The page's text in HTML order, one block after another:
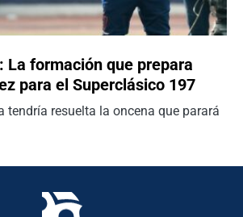
La formación que prepara
para el Superclásico 197
tendría resuelta la oncena que parará